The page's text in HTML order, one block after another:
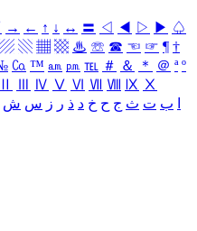
→ ← ↑ ↓ ↔ 〓 ◁ ◀ ▷ ▶ ♤
▨ ▧ ▦ ▩ ♨ ☏ ☎ ☜ ☞ ¶ †
㏇ ™ ㏂ ㏘ ℡ ＃ ＆ ＊ ＠ ª º
Ⅳ Ⅴ Ⅵ Ⅶ Ⅷ Ⅸ Ⅹ
ب ت ث ج ح خ د ذ ر ز س ش